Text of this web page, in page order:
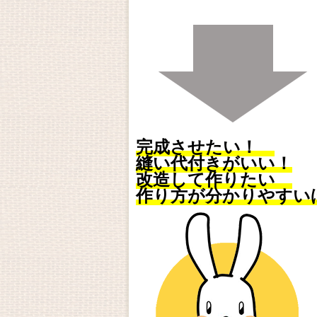
完成させたい！
縫い代付きがいい！
改造して作りたい
作り方が分かりやすい